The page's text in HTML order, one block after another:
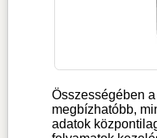
Összességében
megbízhatóbb,
adatok